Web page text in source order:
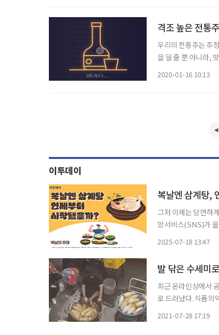
격조 높은 전통
우리의 전통주는 주
을 덜 줄 뿐 아니라,
2020-01-16 10:13
이투데이
복날엔 삼계탕,
그저 이제는 당연하
망서비스(SNS)가 올라오는
2025-07-18 13:47
발 닦은 수세미
최근 온라인상에서
로 드러났다. 식품의약품안전처는 28일 "최근 SNS에 퍼진 비위생적 무 세척 음식점 동영상
2021-07-28 17:19